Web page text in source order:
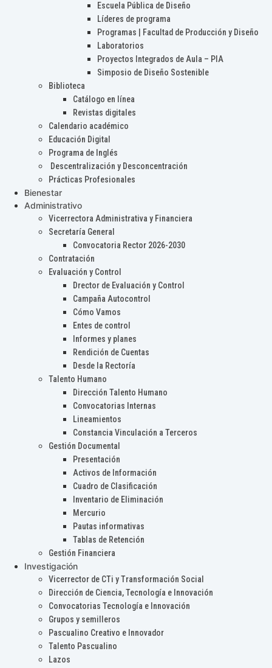
Escuela Pública de Diseño
Líderes de programa
Programas | Facultad de Producción y Diseño
Laboratorios
Proyectos Integrados de Aula – PIA
Simposio de Diseño Sostenible
Biblioteca
Catálogo en línea
Revistas digitales
Calendario académico
Educación Digital
Programa de Inglés
Descentralización y Desconcentración
Prácticas Profesionales
Bienestar
Administrativo
Vicerrectora Administrativa y Financiera
Secretaría General
Convocatoria Rector 2026-2030
Contratación
Evaluación y Control
Drector de Evaluación y Control
Campaña Autocontrol
Cómo Vamos
Entes de control
Informes y planes
Rendición de Cuentas
Desde la Rectoría
Talento Humano
Dirección Talento Humano
Convocatorias Internas
Lineamientos
Constancia Vinculación a Terceros
Gestión Documental
Presentación
Activos de Información
Cuadro de Clasificación
Inventario de Eliminación
Mercurio
Pautas informativas
Tablas de Retención
Gestión Financiera
Investigación
Vicerrector de CTi y Transformación Social
Dirección de Ciencia, Tecnología e Innovación
Convocatorias Tecnología e Innovación
Grupos y semilleros
Pascualino Creativo e Innovador
Talento Pascualino
Lazos